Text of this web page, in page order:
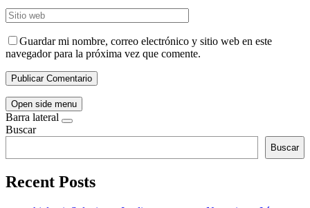
Guardar mi nombre, correo electrónico y sitio web en este
navegador para la próxima vez que comente.
Open side menu
Barra lateral
Buscar
Buscar
Recent Posts